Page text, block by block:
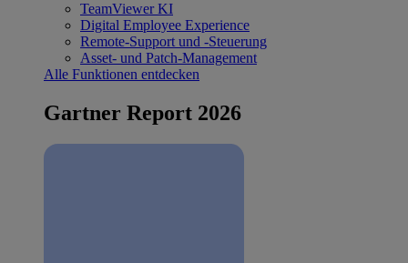
TeamViewer KI
Digital Employee Experience
Remote-Support und -Steuerung
Asset- und Patch-Management
Alle Funktionen entdecken
Gartner Report 2026